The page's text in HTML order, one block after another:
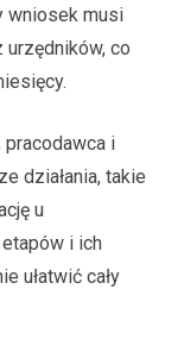
wniosek musi
co
i
działania, takie
u
i ich
ułatwić cały